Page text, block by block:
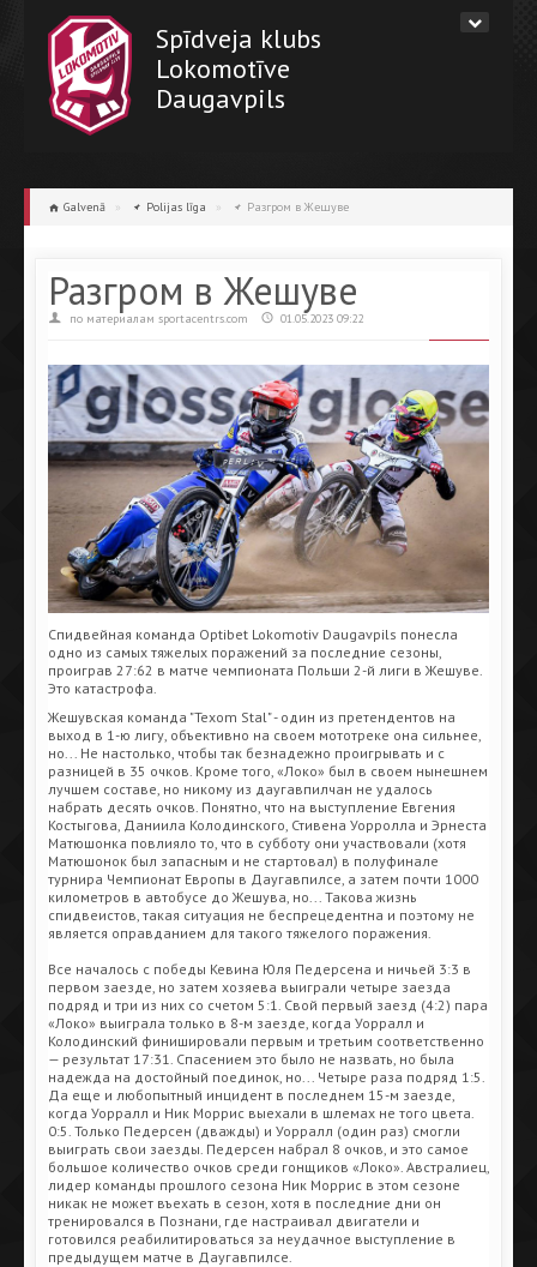
Spīdveja klubs
Lokomotīve
Daugavpils
Galvenā » Polijas līga » Разгром в Жешуве
Разгром в Жешуве
по материалам sportacentrs.com 01.05.2023 09:22
Спидвейная команда Optibet Lokomotiv Daugavpils понесла
одно из самых тяжелых поражений за последние сезоны,
проиграв 27:62 в матче чемпионата Польши 2-й лиги в Жешуве.
Это катастрофа.
Жешувская команда "Texom Stal" - один из претендентов на
выход в 1-ю лигу, объективно на своем мототреке она сильнее,
но... Не настолько, чтобы так безнадежно проигрывать и с
разницей в 35 очков. Кроме того, «Локо» был в своем нынешнем
лучшем составе, но никому из даугавпилчан не удалось
набрать десять очков. Понятно, что на выступление Евгения
Костыгова, Даниила Колодинского, Стивена Уорролла и Эрнеста
Матюшонка повлияло то, что в субботу они участвовали (хотя
Матюшонок был запасным и не стартовал) в полуфинале
турнира Чемпионат Европы в Даугавпилсе, а затем почти 1000
километров в автобусе до Жешува, но... Такова жизнь
спидвеистов, такая ситуация не беспрецедентна и поэтому не
является оправданием для такого тяжелого поражения.
Все началось с победы Кевина Юля Педерсена и ничьей 3:3 в
первом заезде, но затем хозяева выиграли четыре заезда
подряд и три из них со счетом 5:1. Свой первый заезд (4:2) пара
«Локо» выиграла только в 8-м заезде, когда Уорралл и
Колодинский финишировали первым и третьим соответственно
— результат 17:31. Спасением это было не назвать, но была
надежда на достойный поединок, но... Четыре раза подряд 1:5.
Да еще и любопытный инцидент в последнем 15-м заезде,
когда Уорралл и Ник Моррис выехали в шлемах не того цвета.
0:5. Только Педерсен (дважды) и Уорралл (один раз) смогли
выиграть свои заезды. Педерсен набрал 8 очков, и это самое
большое количество очков среди гонщиков «Локо». Австралиец,
лидер команды прошлого сезона Ник Моррис в этом сезоне
никак не может въехать в сезон, хотя в последние дни он
тренировался в Познани, где настраивал двигатели и
готовился реабилитироваться за неудачное выступление в
предыдущем матче в Даугавпилсе.